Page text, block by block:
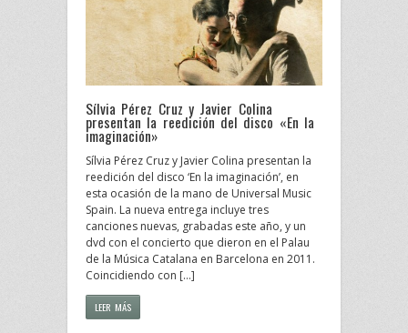
Sílvia Pérez Cruz y Javier Colina
presentan la reedición del disco «En la
imaginación»
Sílvia Pérez Cruz y Javier Colina presentan la
reedición del disco ‘En la imaginación’, en
esta ocasión de la mano de Universal Music
Spain. La nueva entrega incluye tres
canciones nuevas, grabadas este año, y un
dvd con el concierto que dieron en el Palau
de la Música Catalana en Barcelona en 2011.
Coincidiendo con […]
LEER MÁS